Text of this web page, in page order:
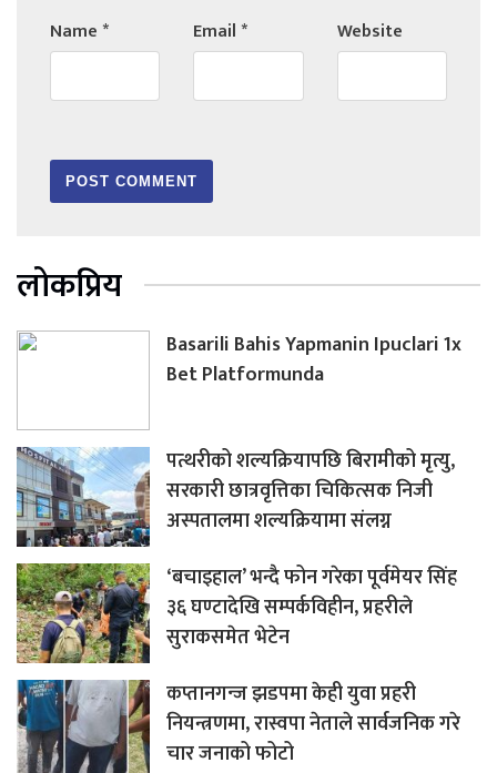
Name* Email* Website
लोकप्रिय
Basarili Bahis Yapmanin Ipuclari 1x
Bet Platformunda
पत्थरीको शल्यक्रियापछि बिरामीको मृत्यु,
सरकारी छात्रवृत्तिका चिकित्सक निजी
अस्पतालमा शल्यक्रियामा संलग्न
‘बचाइहाल’ भन्दै फोन गरेका पूर्वमेयर सिंह
३६ घण्टादेखि सम्पर्कविहीन, प्रहरीले
सुराकसमेत भेटेन
कप्तानगन्ज झडपमा केही युवा प्रहरी
नियन्त्रणमा, रास्वपा नेताले सार्वजनिक गरे
चार जनाको फोटो